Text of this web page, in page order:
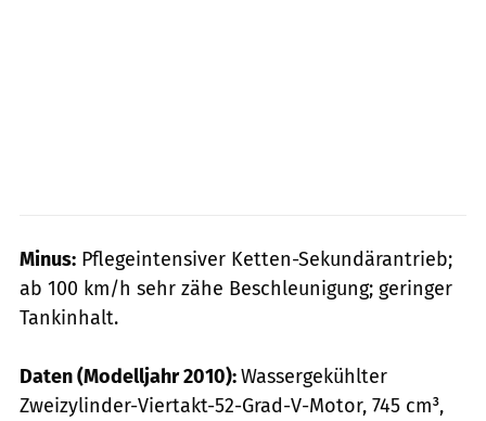
Minus: Pflegeintensiver Ketten-Sekundärantrieb;
ab 100 km/h sehr zähe Beschleu­nigung; geringer
Tankinhalt.
Daten (Modelljahr 2010):Wassergekühlter
Zweizylinder-Viertakt-52-Grad-V-Motor, 745 cm³,